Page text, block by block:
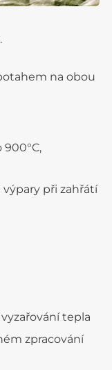
na obou
při zahřátí
tepla
zpracování